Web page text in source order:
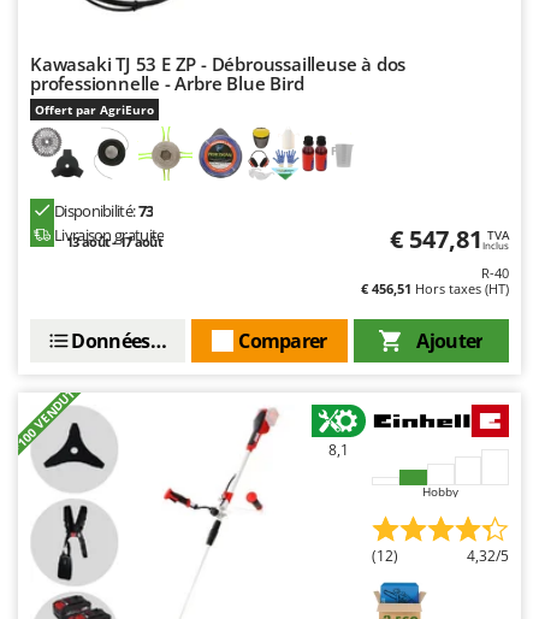
Kawasaki TJ 53 E ZP - Débroussailleuse à dos
professionnelle - Arbre Blue Bird
Offert par AgriEuro
Disponibilité:73
Livraison gratuite
13 août - 17 août € 547,81 TVA
Inclus
R-40
€ 456,51 Hors taxes (HT)
Ajouter
Comparer
Données techniques
+100 VENDUTI 8,1
Hobby
(12) 4,32/5